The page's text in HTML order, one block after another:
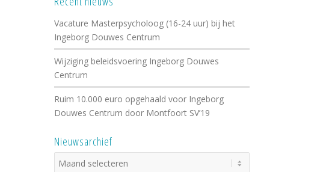
Vacature Masterpsycholoog (16-24 uur) bij het
Ingeborg Douwes Centrum
Wijziging beleidsvoering Ingeborg Douwes
Centrum
Ruim 10.000 euro opgehaald voor Ingeborg
Douwes Centrum door Montfoort SV’19
Nieuwsarchief